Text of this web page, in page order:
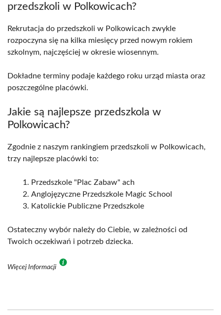
przedszkoli w Polkowicach?
Rekrutacja do przedszkoli w Polkowicach zwykle
rozpoczyna się na kilka miesięcy przed nowym rokiem
szkolnym, najczęściej w okresie wiosennym.
Dokładne terminy podaje każdego roku urząd miasta oraz
poszczególne placówki.
Jakie są najlepsze przedszkola w
Polkowicach?
Zgodnie z naszym rankingiem przedszkoli w Polkowicach,
trzy najlepsze placówki to:
Przedszkole "Plac Zabaw" ach
Anglojęzyczne Przedszkole Magic School
Katolickie Publiczne Przedszkole
Ostateczny wybór należy do Ciebie, w zależności od
Twoich oczekiwań i potrzeb dziecka.
Więcej Informacji